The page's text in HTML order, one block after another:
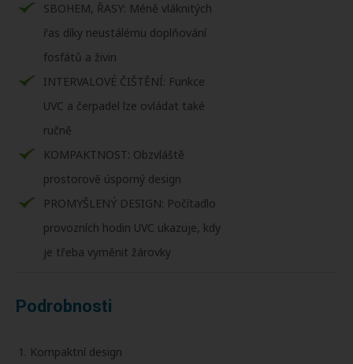
SBOHEM, ŘASY: Méně vláknitých
řas díky neustálému doplňování
fosfátů a živin
INTERVALOVÉ ČIŠTĚNÍ: Funkce
UVC a čerpadel lze ovládat také
ručně
KOMPAKTNOST: Obzvláště
prostorově úsporný design
PROMYŠLENÝ DESIGN: Počítadlo
provozních hodin UVC ukazuje, kdy
je třeba vyměnit žárovky
Podrobnosti
1. Kompaktní design